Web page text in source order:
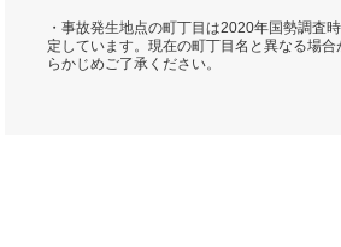
・事故発生地点の町丁目は2020年国勢調査
定しています。現在の町丁目名と異なる場
らかじめご了承ください。